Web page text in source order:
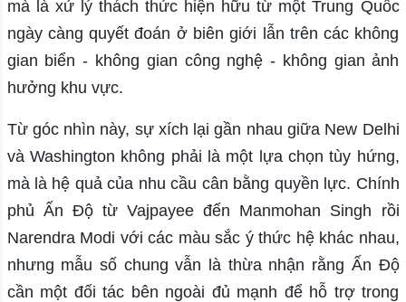
mà là xử lý thách thức hiện hữu từ một Trung Quốc
ngày càng quyết đoán ở biên giới lẫn trên các không
gian biển - không gian công nghệ - không gian ảnh
hưởng khu vực.
Từ góc nhìn này, sự xích lại gần nhau giữa New Delhi
và Washington không phải là một lựa chọn tùy hứng,
mà là hệ quả của nhu cầu cân bằng quyền lực. Chính
phủ Ấn Độ từ Vajpayee đến Manmohan Singh rồi
Narendra Modi với các màu sắc ý thức hệ khác nhau,
nhưng mẫu số chung vẫn là thừa nhận rằng Ấn Độ
cần một đối tác bên ngoài đủ mạnh để hỗ trợ trong